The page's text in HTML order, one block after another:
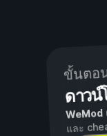
ขั้นตอ
ดาว
WeMod
และ